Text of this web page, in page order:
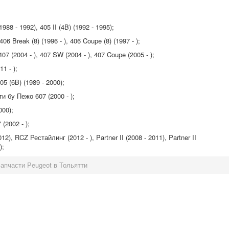
- 1992), 405 II (4B) (1992 - 1995);
Break (8) (1996 - ), 406 Coupe (8) (1997 - );
(2004 - ), 407 SW (2004 - ), 407 Coupe (2005 - );
- );
(6B) (1989 - 2000);
бу Пежо 607 (2000 - );
(2002 - );
RCZ Рестайлинг (2012 - ), Partner II (2008 - 2011), Partner II
Peugeot в Тольятти